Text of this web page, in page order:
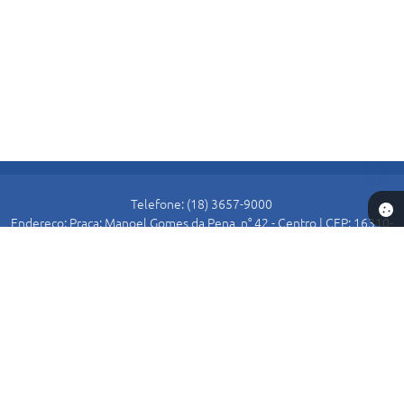
Telefone: (18) 3657-9000
Endereço: Praça: Manoel Gomes da Pena, n° 42 - Centro | CEP: 16310-